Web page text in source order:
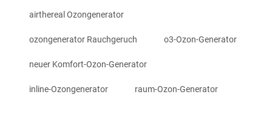
airthereal Ozongenerator
ozongenerator Rauchgeruch o3-Ozon-Generator
neuer Komfort-Ozon-Generator
inline-Ozongenerator raum-Ozon-Generator